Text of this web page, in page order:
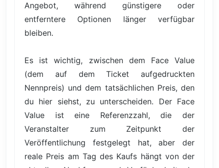
Angebot, während günstigere oder
entferntere Optionen länger verfügbar
bleiben.
Es ist wichtig, zwischen dem Face Value
(dem auf dem Ticket aufgedruckten
Nennpreis) und dem tatsächlichen Preis, den
du hier siehst, zu unterscheiden. Der Face
Value ist eine Referenzzahl, die der
Veranstalter zum Zeitpunkt der
Veröffentlichung festgelegt hat, aber der
reale Preis am Tag des Kaufs hängt von der